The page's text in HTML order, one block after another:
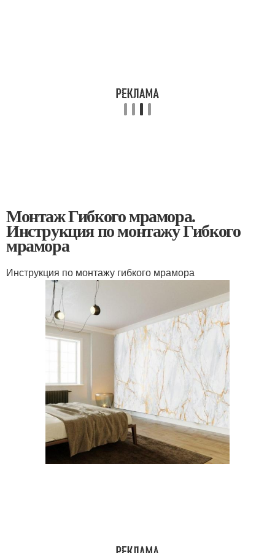
Монтаж Гибкого мрамора.
Инструкция по монтажу Гибкого
мрамора
Инструкция по монтажу гибкого мрамора